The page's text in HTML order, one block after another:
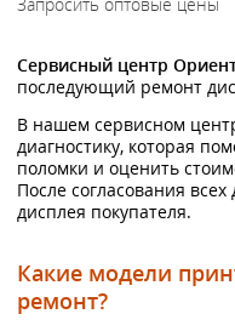
Сервисный центр
последующий ремонт
В нашем сервисном
диагностику, которая
поломки и оценить
После согласования
дисплея покупателя.
Какие модели
ремонт?